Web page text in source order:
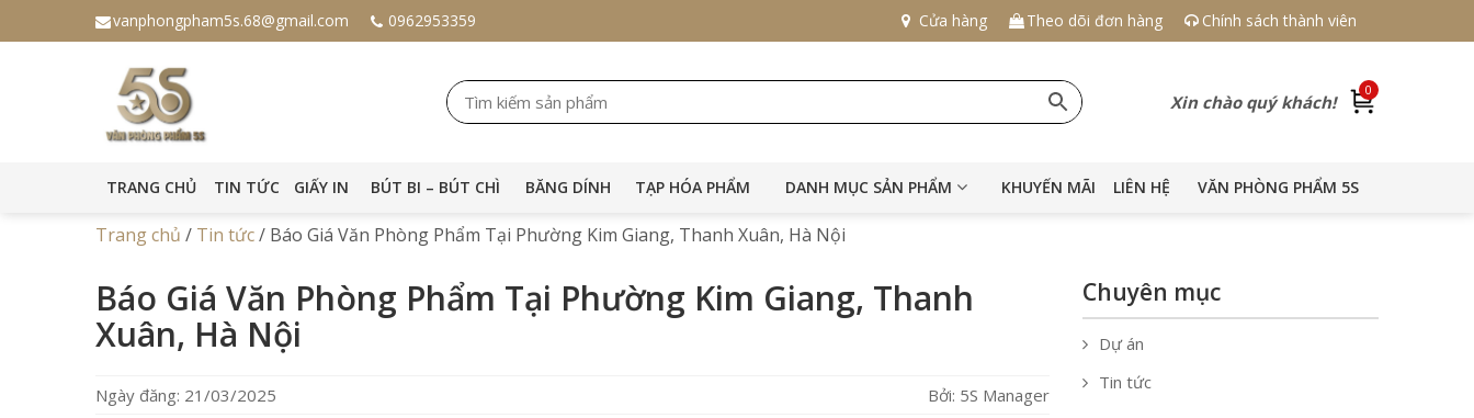
vanphongpham5s.68@gmail.com 0962953359 Cửa hàng Theo dõi đơn hàng Chính sách thành viên
Xin chào quý khách!
0
TRANG CHỦ TIN TỨC GIẤY IN BÚT BI – BÚT CHÌ BĂNG DÍNH TẠP HÓA PHẨM DANH MỤC SẢN PHẨM KHUYẾN MÃI LIÊN HỆ VĂN PHÒNG PHẨM 5S
Trang chủ / Tin tức/ Báo Giá Văn Phòng Phẩm Tại Phường Kim Giang, Thanh Xuân, Hà Nội
Báo Giá Văn Phòng Phẩm Tại Phường Kim Giang, Thanh
Xuân, Hà Nội
Ngày đăng: 21/03/2025 Bởi: 5S Manager
Chuyên mục
Dự án
Tin tức